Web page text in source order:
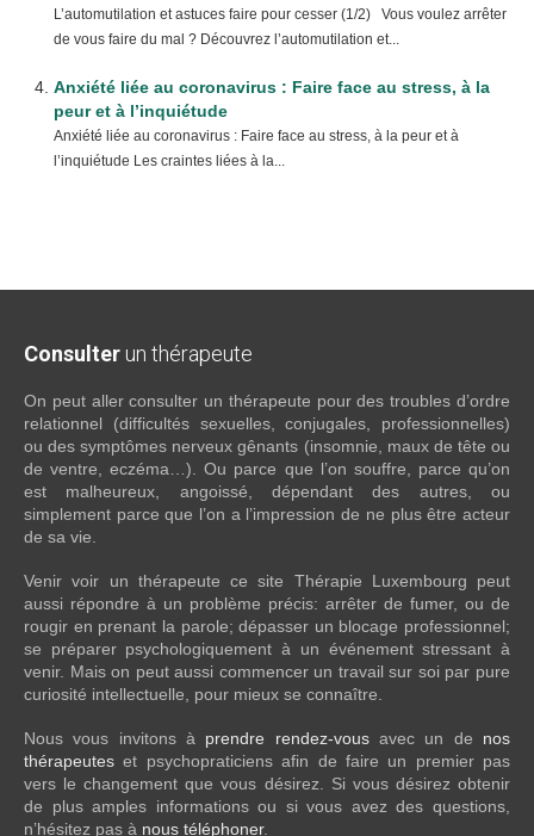
L’automutilation et astuces faire pour cesser (1/2) Vous voulez arrêter
de vous faire du mal ? Découvrez l’automutilation et...
Anxiété liée au coronavirus : Faire face au stress, à la
peur et à l’inquiétude
Anxiété liée au coronavirus : Faire face au stress, à la peur et à
l’inquiétude Les craintes liées à la...
Consulter un thérapeute
On peut aller consulter un thérapeute pour des troubles d’ordre
relationnel (difficultés sexuelles, conjugales, professionnelles)
ou des symptômes nerveux gênants (insomnie, maux de tête ou
de ventre, eczéma…). Ou parce que l’on souffre, parce qu’on
est malheureux, angoissé, dépendant des autres, ou
simplement parce que l’on a l’impression de ne plus être acteur
de sa vie.
Venir voir un thérapeute ce site Thérapie Luxembourg peut
aussi répondre à un problème précis: arrêter de fumer, ou de
rougir en prenant la parole; dépasser un blocage professionnel;
se préparer psychologiquement à un événement stressant à
venir. Mais on peut aussi commencer un travail sur soi par pure
curiosité intellectuelle, pour mieux se connaître.
Nous vous invitons à prendre rendez-vousavec un de nos
thérapeuteset psychopraticiens afin de faire un premier pas
vers le changement que vous désirez. Si vous désirez obtenir
de plus amples informations ou si vous avez des questions,
n’hésitez pas à nous téléphoner.